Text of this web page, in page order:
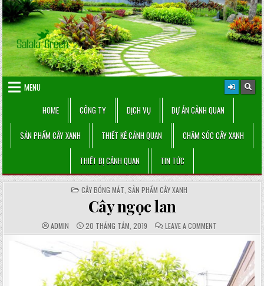
Skip
to
content
MENU
HOME
CÔNG TY DỊCH VỤ DỰ ÁN CẢNH QUAN
SẢN PHẨM CÂY XANH THIẾT KẾ CẢNH QUAN CHĂM SÓC CÂY XANH
THIẾT BỊ CẢNH QUAN TIN TỨC
POSTED
IN
CÂY BÓNG MÁT SẢN PHẨM CÂY XANH
Cây ngọc lan
AUTHOR:
ADMIN PUBLISHED
DATE:
20 THÁNG TÁM, 2019 COMMENTS:
LEAVE A COMMENTON
CÂY